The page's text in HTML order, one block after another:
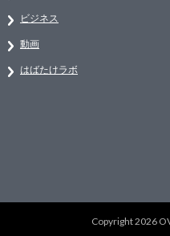
ビジネス
動画
はばたけラボ
Copyright 2026